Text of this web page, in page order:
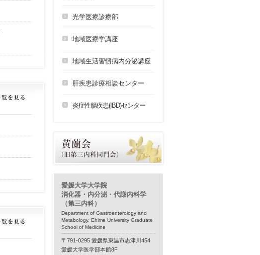
光学医療診療部
地域医療学講座
地域生活習慣病内分泌講座
肝疾患診療相談センター
炎症性腸疾患(IBD)センター
愛媛大学大学院
消化器・内分泌・代謝内科学
（第三内科）
Department of Gastroenterology and
Metabology, Ehime University Graduate
School of Medicine
〒791-0295 愛媛県東温市志津川454
愛媛大学医学部本館8F